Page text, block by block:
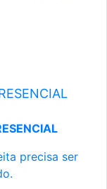
precisa ser